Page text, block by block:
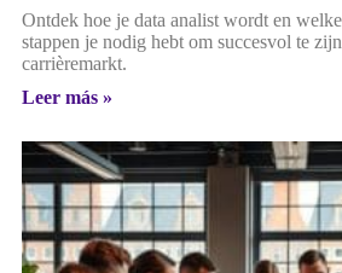
Ontdek hoe je data analist wordt en
stappen je nodig hebt om succesvol te
carrièremarkt.
Leer más »